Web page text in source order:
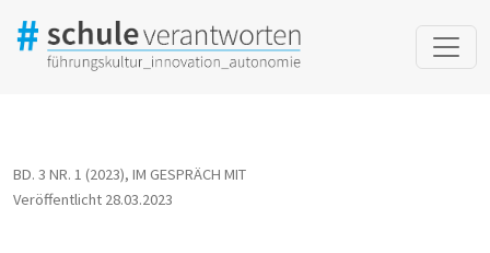
BD. 3 NR. 1 (2023), IM GESPRÄCH MIT
Veröffentlicht 28.03.2023